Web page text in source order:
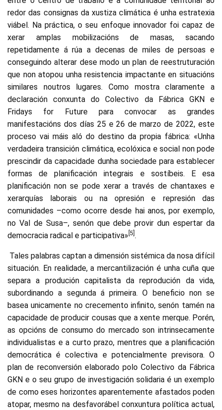
redor das consignas da xustiza climática é unha estratexia
viábel. Na práctica, o seu enfoque innovador foi capaz de
xerar amplas mobilizacións de masas, sacando
repetidamente á rúa a decenas de miles de persoas e
conseguindo alterar dese modo un plan de reestruturación
que non atopou unha resistencia impactante en situacións
similares noutros lugares. Como mostra claramente a
declaración conxunta do Colectivo da Fábrica GKN e
Fridays for Future para convocar as grandes
manifestacións dos días 25 e 26 de marzo de 2022, este
proceso vai máis aló do destino da propia fábrica: «Unha
verdadeira transición climática, ecolóxica e social non pode
prescindir da capacidade dunha sociedade para establecer
formas de planificación integrais e sostíbeis. E esa
planificación non se pode xerar a través de chantaxes e
xerarquías laborais ou na opresión e represión das
comunidades –como ocorre desde hai anos, por exemplo,
no Val de Susa–, senón que debe provir dun espertar da
democracia radical e participativa» [5] .
Tales palabras captan a dimensión sistémica da nosa difícil
situación. En realidade, a mercantilización é unha cuña que
separa a produción capitalista da reprodución da vida,
subordinando a segunda á primeira. O beneficio non se
basea unicamente no crecemento infinito, senón tamén na
capacidade de producir cousas que a xente merque. Porén,
as opcións de consumo do mercado son intrinsecamente
individualistas e a curto prazo, mentres que a planificación
democrática é colectiva e potencialmente previsora. O
plan de reconversión elaborado polo Colectivo da Fábrica
GKN e o seu grupo de investigación solidaria é un exemplo
de como eses horizontes aparentemente afastados poden
atopar, mesmo na desfavorábel conxuntura política actual,